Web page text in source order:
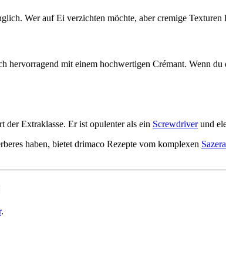
Wer auf Ei verzichten möchte, aber cremige
mit einem hochwertigen Crémant. Wenn
der Extraklasse. Er ist opulenter als ein Screwdriverund
haben, bietet drimaco Rezepte vom komplexen
.